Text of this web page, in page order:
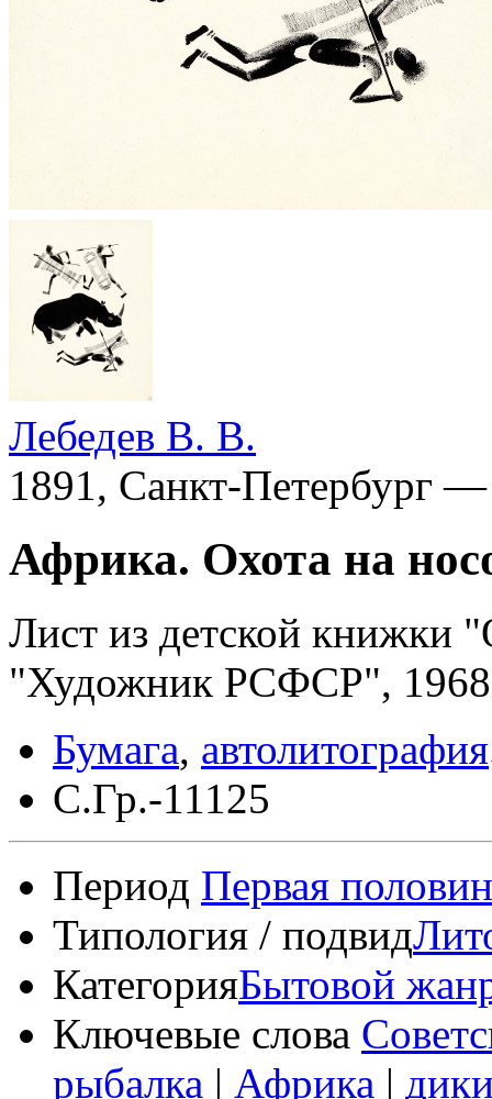
Лебедев В. В.
1891, Санкт-Петербург
Африка. Охота на
Лист из детской книжки
"Художник РСФСР",
Бумага, автолитография
С.Гр.-11125
Период Первая
Типология / подвид
КатегорияБытовой
Ключевые слова
рыбалка | Африка |